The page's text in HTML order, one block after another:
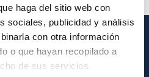
haga del sitio web con
sociales, publicidad y análisis
con otra información
o que hayan recopilado a
de sus servicios.